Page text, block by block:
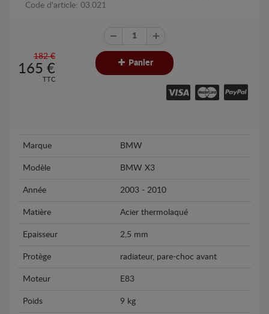
Code d'article: 03.021
182 €
165 €
TTC
Panier
Marque BMW
Modèle BMW X3
Année 2003 - 2010
Matière Acier thermolaqué
Epaisseur 2,5 mm
Protège radiateur, pare-choc avant
Moteur E83
Poids 9 kg